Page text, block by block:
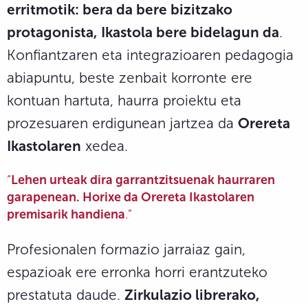
erritmotik: bera da bere bizitzako
protagonista, Ikastola bere bidelagun da.
Konfiantzaren eta integrazioaren pedagogia
abiapuntu, beste zenbait korronte ere
kontuan hartuta, haurra proiektu eta
prozesuaren erdigunean jartzea da Orereta
Ikastolaren xedea.
“Lehen urteak dira garrantzitsuenak haurraren
garapenean. Horixe da Orereta Ikastolaren
premisarik handiena.”
Profesionalen formazio jarraiaz gain,
espazioak ere erronka horri erantzuteko
prestatuta daude. Zirkulazio librerako,